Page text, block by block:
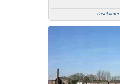
Disclaimer